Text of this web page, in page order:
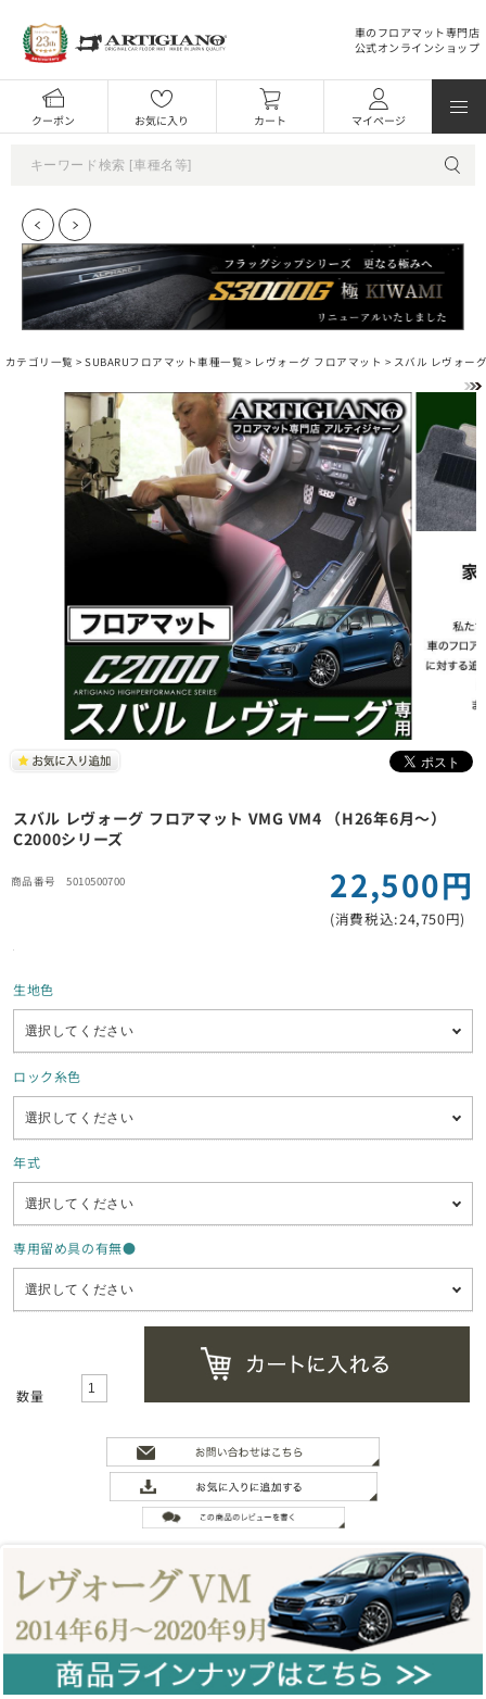
車のフロアマット専門店
公式オンラインショップ
クーポン お気に入り カート マイページ
カテゴリ一覧 >SUBARUフロアマット車種一覧 > レヴォーグ フロアマット > スバル レヴォー
スバル レヴォーグ フロアマット VMG VM4 （H26年6月～）
C2000シリーズ
5010500700 22,500円
(消費税込:24,750円)
生地色
ロック糸色
年式
専用留め具の有無●
数量